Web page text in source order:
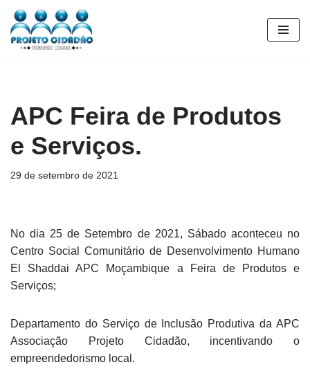
Pular
APC Feira de Produtos
e Serviços.
29 de setembro de 2021
No dia 25 de Setembro de 2021, Sábado aconteceu no
Centro Social Comunitário de Desenvolvimento Humano
El Shaddai APC Moçambique a Feira de Produtos e
Serviços;
Departamento do Serviço de Inclusão Produtiva da APC
Associação Projeto Cidadão, incentivando o
empreendedorismo local.